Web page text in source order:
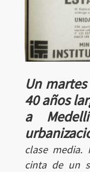
Un
40 años
a
clase media.
cinta de un